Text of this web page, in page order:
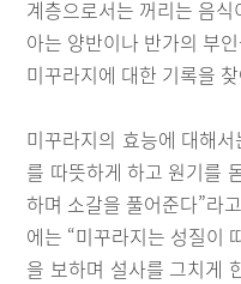
계층으로서는 꺼리는 음
아는 양반이나 반가의 부
미꾸라지에 대한 기록을
미꾸라지의 효능에 대해
를 따뜻하게 하고 원기를
하며 소갈을 풀어준다”라
에는 “미꾸라지는 성질이
을 보하며 설사를 그치게